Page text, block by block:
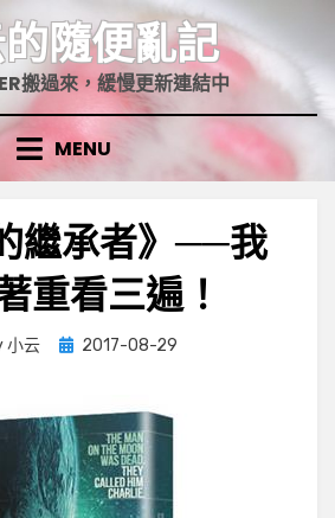
隨便亂記
搬過來，緩慢更新連結中
MENU
繼承者》──我
重看三遍！
小云
Posted
2017-08-29